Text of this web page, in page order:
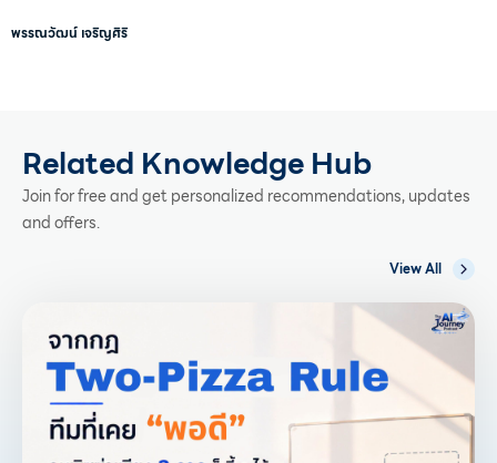
พรรณวัฒน์ เจริญศิริ
Related Knowledge Hub
Join for free and get personalized recommendations, updates
and offers.
View All